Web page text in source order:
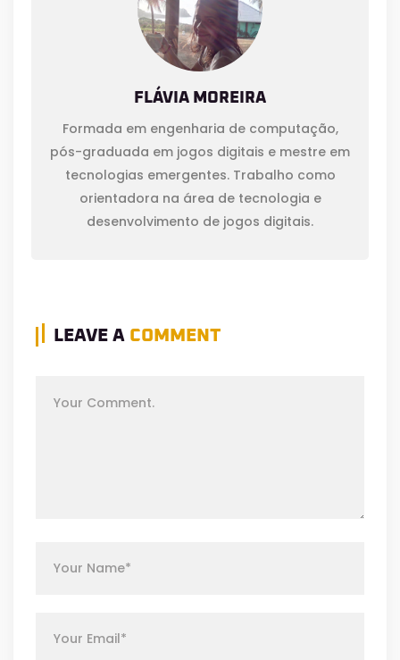
FLÁVIA MOREIRA
Formada em engenharia de computação,
pós-graduada em jogos digitais e mestre em
tecnologias emergentes. Trabalho como
orientadora na área de tecnologia e
desenvolvimento de jogos digitais.
LEAVE A COMMENT